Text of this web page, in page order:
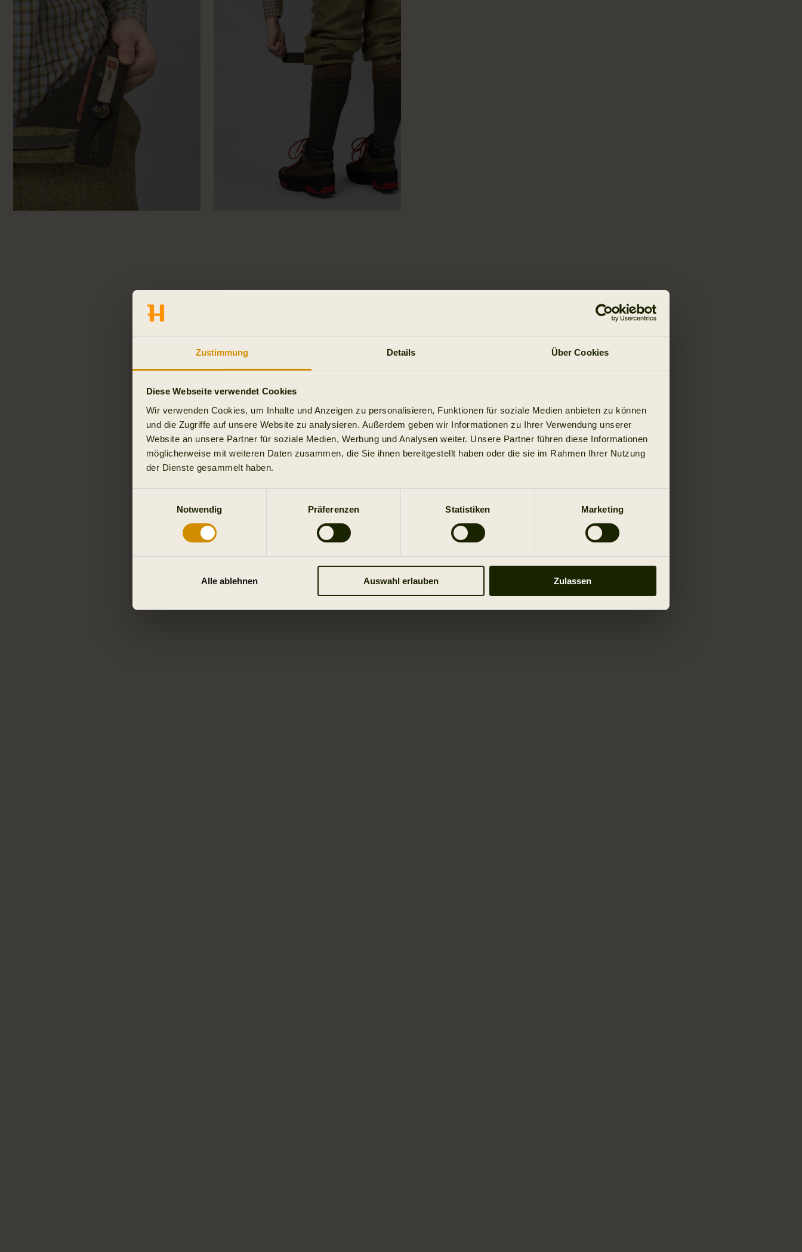
Zustimmung Details Über Cookies
Diese Webseite verwendet Cookies
Wir verwenden Cookies, um Inhalte und Anzeigen zu personalisieren, Funktionen für soziale Medien anbieten zu können
und die Zugriffe auf unsere Website zu analysieren. Außerdem geben wir Informationen zu Ihrer Verwendung unserer
Website an unsere Partner für soziale Medien, Werbung und Analysen weiter. Unsere Partner führen diese Informationen
möglicherweise mit weiteren Daten zusammen, die Sie ihnen bereitgestellt haben oder die sie im Rahmen Ihrer Nutzung
der Dienste gesammelt haben.
Notwendig
Präferenzen Statistiken Marketing
Alle ablehnen Auswahl erlauben Zulassen